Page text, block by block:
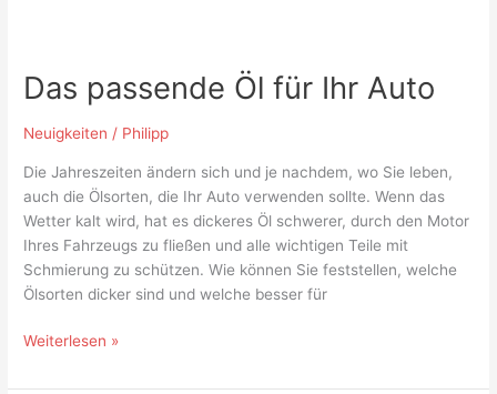
Das passende Öl für Ihr Auto
Neuigkeiten / Philipp
Die Jahreszeiten ändern sich und je nachdem, wo Sie leben,
auch die Ölsorten, die Ihr Auto verwenden sollte. Wenn das
Wetter kalt wird, hat es dickeres Öl schwerer, durch den Motor
Ihres Fahrzeugs zu fließen und alle wichtigen Teile mit
Schmierung zu schützen. Wie können Sie feststellen, welche
Ölsorten dicker sind und welche besser für
Öl
Ihr
Weiterlesen »